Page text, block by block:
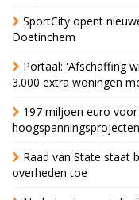
SportCity opent
Doetinchem
Portaal: 'Afschaffing
3.000 extra woningen
197 miljoen euro
hoogspanningsprojecten
Raad van State staat
overheden toe